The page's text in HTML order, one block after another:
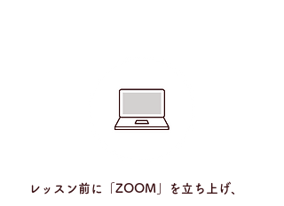
​レッスン前に「ZOOM」を立ち上げ、